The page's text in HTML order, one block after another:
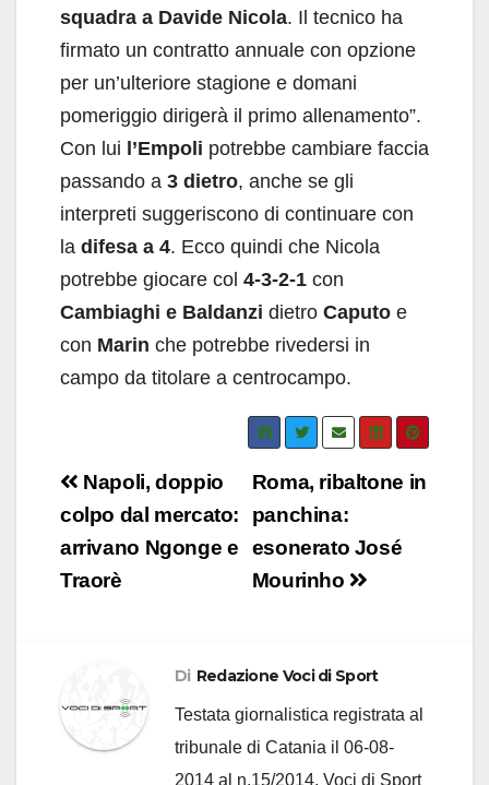
squadra a Davide Nicola. Il tecnico ha
firmato un contratto annuale con opzione
per un’ulteriore stagione e domani
pomeriggio dirigerà il primo allenamento”.
Con lui l’Empoli potrebbe cambiare faccia
passando a 3 dietro, anche se gli
interpreti suggeriscono di continuare con
la difesa a 4. Ecco quindi che Nicola
potrebbe giocare col 4-3-2-1 con
Cambiaghi e Baldanzi dietro Caputo e
con Marin che potrebbe rivedersi in
campo da titolare a centrocampo.
Navigazione
articoli
Roma, ribaltone in
panchina:
esonerato José
Mourinho
Napoli, doppio
colpo dal mercato:
arrivano Ngonge e
Traorè
Di Redazione Voci di Sport
Testata giornalistica registrata al
tribunale di Catania il 06-08-
2014 al n.15/2014, Voci di Sport